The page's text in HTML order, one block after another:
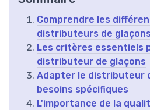
Comprendre les
distributeurs de glaçons
Les critères essentiels
distributeur de glaçons
Adapter le distributeur
besoins spécifiques
L'importance de la